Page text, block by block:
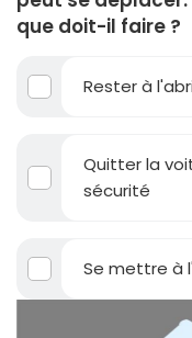
que doit-il faire ?
Rester à
Quitter la
sécurité
Se mettre à